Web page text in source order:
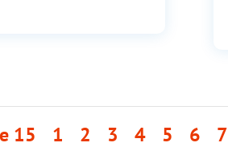
15 1 2 3 4 5 6 7